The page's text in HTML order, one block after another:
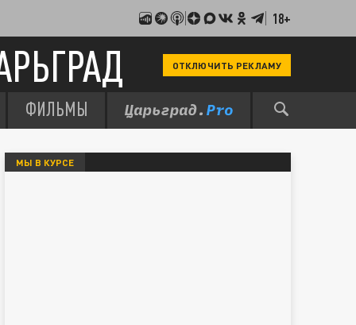
18+
ОТКЛЮЧИТЬ РЕКЛАМУ
ФИЛЬМЫ
МЫ В КУРСЕ